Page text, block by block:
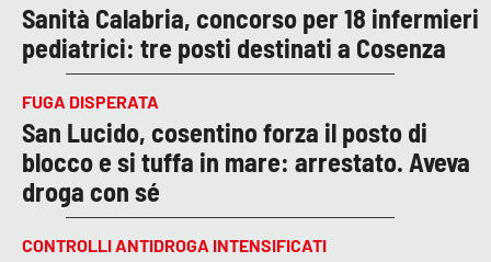
Sanità Calabria, concorso per 18 infermieri
pediatrici: tre posti destinati a Cosenza
FUGA DISPERATA
San Lucido, cosentino forza il posto di
blocco e si tuffa in mare: arrestato. Aveva
droga con sé
CONTROLLI ANTIDROGA INTENSIFICATI